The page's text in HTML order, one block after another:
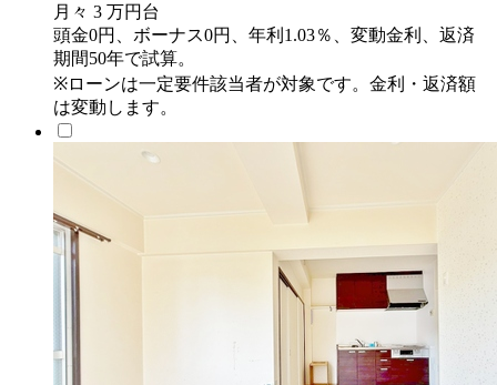
月々 3 万円台
頭金0円、ボーナス0円、年利1.03％、変動金利、返済
期間50年で試算。
※ローンは一定要件該当者が対象です。金利・返済額
は変動します。